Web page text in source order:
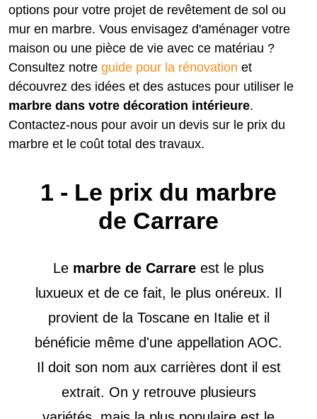
options pour votre projet de revêtement de sol ou
mur en marbre. Vous envisagez d'aménager votre
maison ou une pièce de vie avec ce matériau ?
Consultez notre guide pour la rénovation et
découvrez des idées et des astuces pour utiliser le
marbre dans votre décoration intérieure.
Contactez-nous pour avoir un devis sur le prix du
marbre et le coût total des travaux.
1 - Le prix du marbre
de Carrare
Le marbre de Carrare est le plus
luxueux et de ce fait, le plus onéreux. Il
provient de la Toscane en Italie et il
bénéficie même d'une appellation AOC.
Il doit son nom aux carrières dont il est
extrait. On y retrouve plusieurs